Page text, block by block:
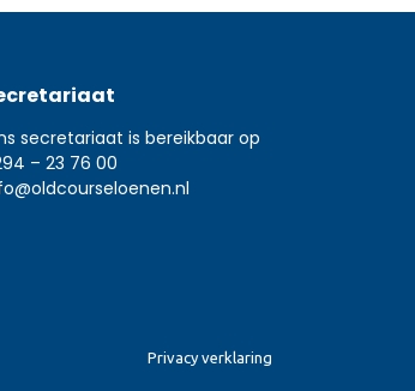
secretariaat is bereikbaar op
– 23 76 00
Privacy verklaring